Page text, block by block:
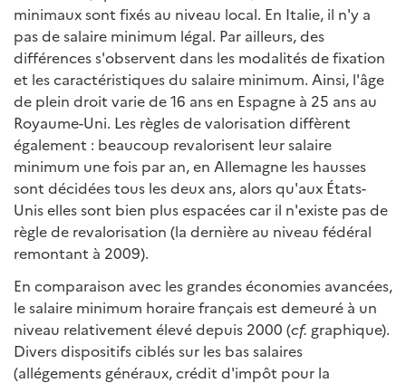
minimaux sont fixés au niveau local. En Italie, il n'y a
pas de salaire minimum légal. Par ailleurs, des
différences s'observent dans les modalités de fixation
et les caractéristiques du salaire minimum. Ainsi, l'âge
de plein droit varie de 16 ans en Espagne à 25 ans au
Royaume-Uni. Les règles de valorisation diffèrent
également : beaucoup revalorisent leur salaire
minimum une fois par an, en Allemagne les hausses
sont décidées tous les deux ans, alors qu'aux États-
Unis elles sont bien plus espacées car il n'existe pas de
règle de revalorisation (la dernière au niveau fédéral
remontant à 2009).
En comparaison avec les grandes économies avancées,
le salaire minimum horaire français est demeuré à un
niveau relativement élevé depuis 2000 (cf. graphique).
Divers dispositifs ciblés sur les bas salaires
(allégements généraux, crédit d'impôt pour la